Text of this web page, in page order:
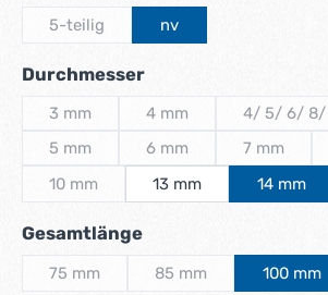
5-teilig
(Diese Option ist zurzeit nicht
nv
Durchmesserauswählen
3 mm
(Diese Option ist zurzeit nicht verfügbar.)
4 mm
(Diese Option ist zurzeit
4/ 5/ 6/ 8/
5 mm 6 mm 7 mm
10 mm
(Diese Option ist zurzeit nicht
13 mm 14 mm
Gesamtlängeauswählen
75 mm
(Diese Option ist zurzeit nicht
85 mm
(Diese Option ist
100 mm